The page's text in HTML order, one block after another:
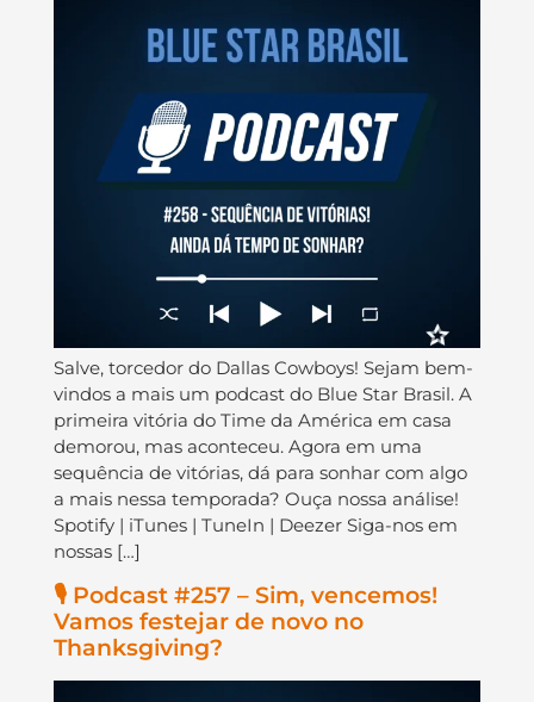
Salve, torcedor do Dallas Cowboys! Sejam bem-
vindos a mais um podcast do Blue Star Brasil. A
primeira vitória do Time da América em casa
demorou, mas aconteceu. Agora em uma
sequência de vitórias, dá para sonhar com algo
a mais nessa temporada? Ouça nossa análise!
Spotify | iTunes | TuneIn | Deezer Siga-nos em
nossas […]
🎙️ Podcast #257 – Sim, vencemos!
Vamos festejar de novo no
Thanksgiving?